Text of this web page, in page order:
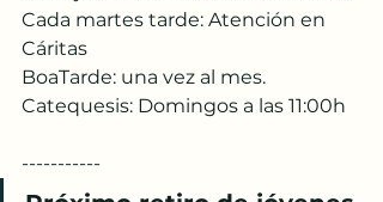
Cada martes tarde: Atención en
Cáritas
BoaTarde: una vez al mes.
Catequesis: Domingos a las 11:00h
-----------